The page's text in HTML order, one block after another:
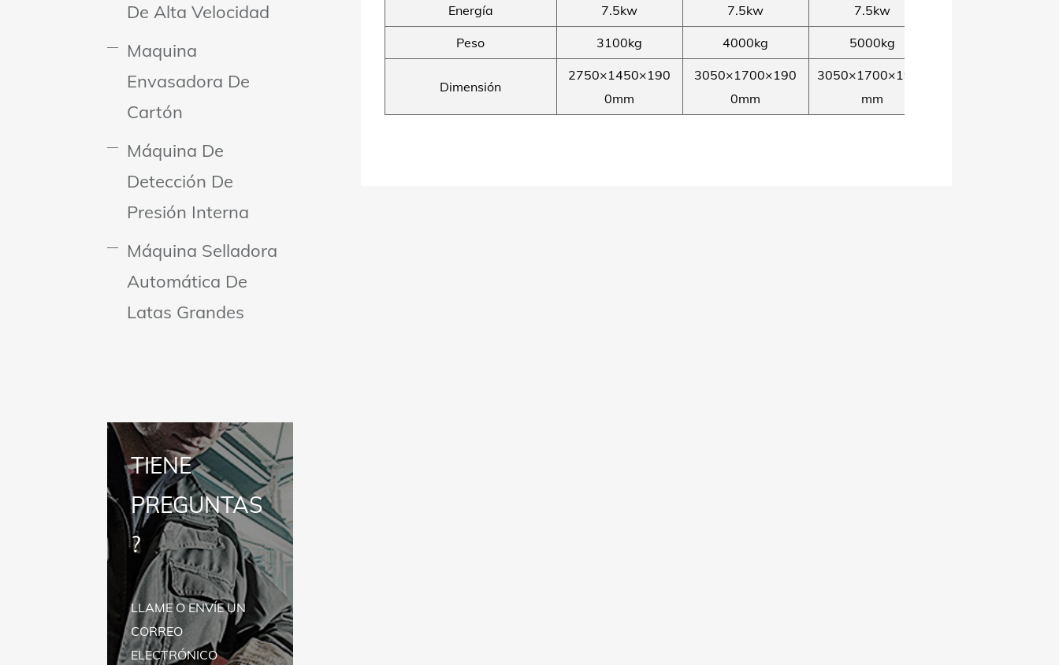
De Alta Velocidad
Maquina
Envasadora De
Cartón
Máquina De
Detección De
Presión Interna
Máquina Selladora
Automática De
Latas Grandes
TIENE
PREGUNTAS
?
LLAME O ENVÍE UN
CORREO
ELECTRÓNICO
Energía 7.5kw 7.5kw 7.5kw
Peso 3100kg 4000kg 5000kg
Dimensión
2750×1450×190
0mm
3050×1700×190
0mm
3050×1700×1900
mm